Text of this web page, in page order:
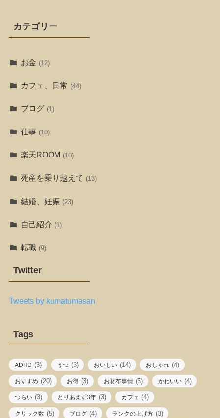
カテゴリー
お金 (12)
カフェ、日常 (44)
ブログ (1)
仕事 (10)
楽天ROOM (10)
死産を乗り越えて (13)
結婚、妊娠 (23)
自己紹介 (1)
転職 (9)
Twitter
Tweets by kumatumasan
Tags
ADHD (3) うつ (3) おいしい (14) おしゃれ (4)
おすすめ (20) お得 (3) お財布事情 (5) かわいい (4)
つらい (3) とりあえず3年 (3) カフェ (4)
クリック数 (5) ブログ (4) ランクの上げ方 (3)